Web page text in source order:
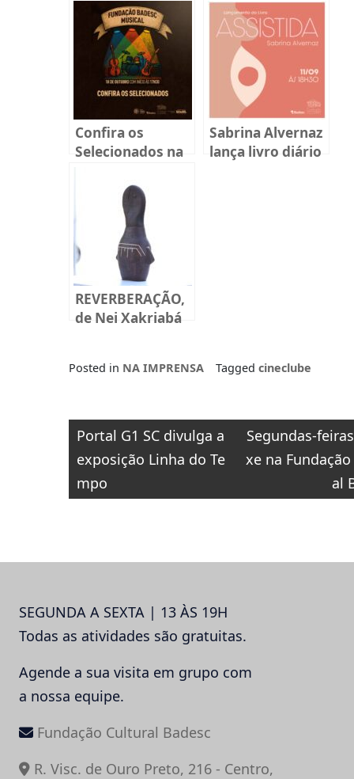
Confira os
Selecionados na
Fundação Badesc
Musical 2025
Sabrina Alvernaz
lança livro diário
REVERBERAÇÃO,
de Nei Xakriabá
Posted in NA IMPRENSA Tagged cineclube
Navegação
de
Post
Portal G1 SC divulga a
exposição Linha do Te
mpo
Segundas-
xe na
al
SEGUNDA A SEXTA | 13 ÀS 19H
Todas as atividades são gratuitas.
Agende a sua visita em grupo com
a nossa equipe.
Fundação Cultural Badesc
R. Visc. de Ouro Preto, 216 - Centro,